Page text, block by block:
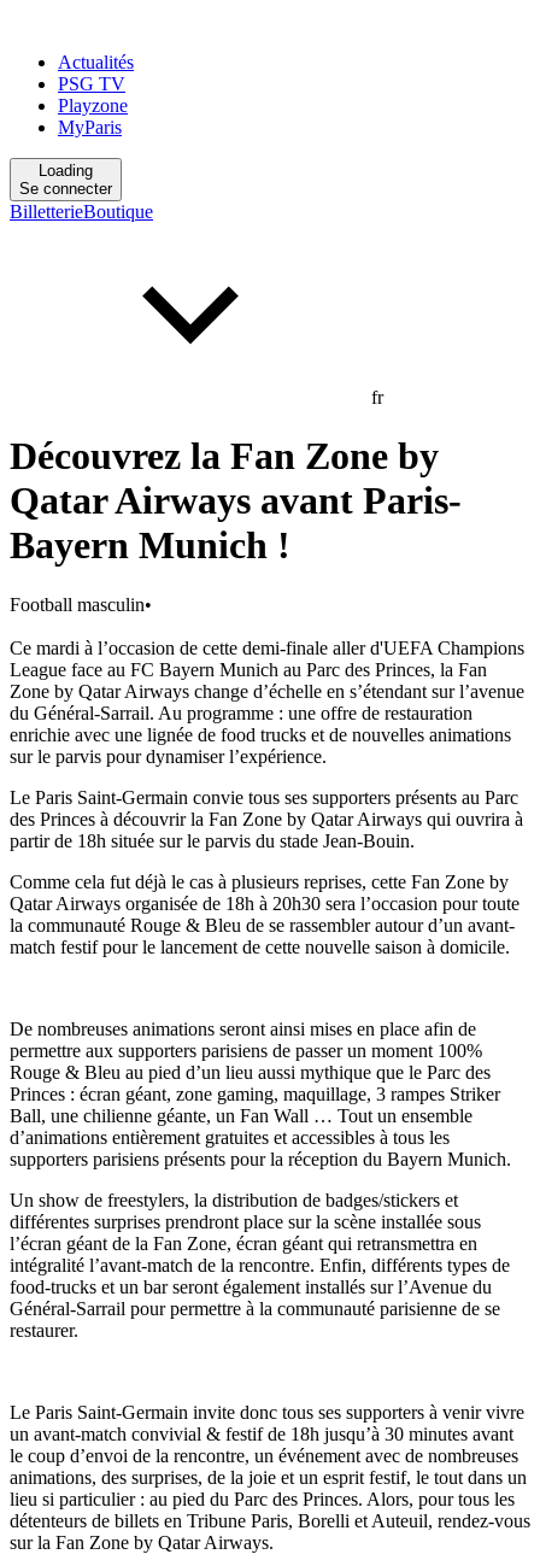
Actualités
PSG TV
Playzone
MyParis
Loading
Se connecter
BilletterieBoutique
fr
Découvrez la Fan Zone by
Qatar Airways avant Paris-
Bayern Munich !
Football masculin•
Ce mardi à l’occasion de cette demi-finale aller d'UEFA Champions
League face au FC Bayern Munich au Parc des Princes, la Fan
Zone by Qatar Airways change d’échelle en s’étendant sur l’avenue
du Général-Sarrail. Au programme : une offre de restauration
enrichie avec une lignée de food trucks et de nouvelles animations
sur le parvis pour dynamiser l’expérience.
Le Paris Saint-Germain convie tous ses supporters présents au Parc
des Princes à découvrir la Fan Zone by Qatar Airways qui ouvrira à
partir de 18h située sur le parvis du stade Jean-Bouin.
Comme cela fut déjà le cas à plusieurs reprises, cette Fan Zone by
Qatar Airways organisée de 18h à 20h30 sera l’occasion pour toute
la communauté Rouge & Bleu de se rassembler autour d’un avant-
match festif pour le lancement de cette nouvelle saison à domicile.
De nombreuses animations seront ainsi mises en place afin de
permettre aux supporters parisiens de passer un moment 100%
Rouge & Bleu au pied d’un lieu aussi mythique que le Parc des
Princes : écran géant, zone gaming, maquillage, 3 rampes Striker
Ball, une chilienne géante, un Fan Wall … Tout un ensemble
d’animations entièrement gratuites et accessibles à tous les
supporters parisiens présents pour la réception du Bayern Munich.
Un show de freestylers, la distribution de badges/stickers et
différentes surprises prendront place sur la scène installée sous
l’écran géant de la Fan Zone, écran géant qui retransmettra en
intégralité l’avant-match de la rencontre. Enfin, différents types de
food-trucks et un bar seront également installés sur l’Avenue du
Général-Sarrail pour permettre à la communauté parisienne de se
restaurer.
Le Paris Saint-Germain invite donc tous ses supporters à venir vivre
un avant-match convivial & festif de 18h jusqu’à 30 minutes avant
le coup d’envoi de la rencontre, un événement avec de nombreuses
animations, des surprises, de la joie et un esprit festif, le tout dans un
lieu si particulier : au pied du Parc des Princes. Alors, pour tous les
détenteurs de billets en Tribune Paris, Borelli et Auteuil, rendez-vous
sur la Fan Zone by Qatar Airways.